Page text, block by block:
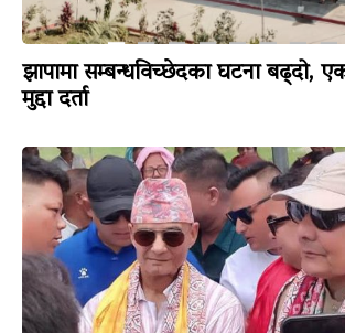
झापामा सम्बन्धविच्छेदका घटना बढ्दो,
मुद्दा दर्ता